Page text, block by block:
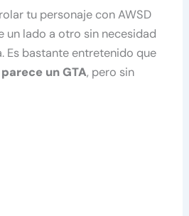
tu personaje con AWSD
un lado a otro sin necesidad
Es bastante entretenido que
un GTA, pero sin